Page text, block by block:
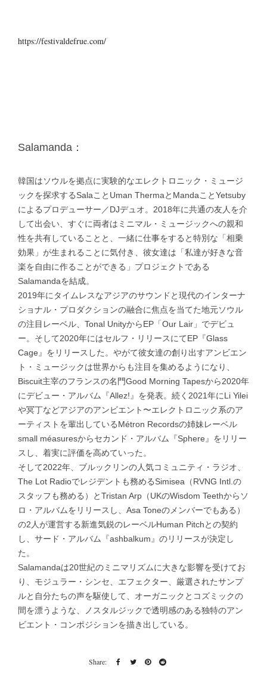
https://festivaldefrue.com/
Salamanda：
韓国はソウルを拠点に実験的なエレクトロニック・ミュージ
ックを探求するSalaことUman ThermaとMandaことYetsuby
によるプロデューサー／DJデュオ。2018年に共通の友人を介
して出会い、すぐに両者はミニマル・ミュージックへの親和
性を共有していることと、一緒に仕事をすると特別な「相乗
効果」が生まれることに気付き、彼女達は「私達が好きな音
楽を自由に作ることができる」プロジェクトである
Salamandaを結成。
2019年にタイムレスなアジアのサウンドと現代のインターナ
ショナル・プロダクションの融合に焦点を当てた地元ソウル
の注目レーベル、Tonal UnityからEP「Our Lair」でデビュ
ー。そして2020年にはセルフ・リリースにてEP『Glass
Cage』をリリースした。やがて彼女達の創り出すアンビエン
ト・ミュージックは世界からも注目を集めるようになり、
Biscuit主宰のフランスの名門Good Morning Tapesから2020年
にデビュー・アルバム『Allez!』を発表。続く2021年にLi Yilei
や冥丁などアジアのアンビエント〜エレクトロニック系のア
ーティストを輩出しているMétron Recordsの姉妹レーベル
small méasuresからセカンド・アルバム『Sphere』をリリー
スし、着実に評価を高めていった。
そして2022年、ブルックリンの人気コミュニティ・ラジオ、
The Lot Radioでレジデントも務めるSimisea（RVNG Intl.の
スタッフも務める）とTristan Arp（UKのWisdom Teethからソ
ロ・アルバムをリリースし、Asa Toneのメンバーでもある）
の2人が運営する新進気鋭のレーベルHuman Pitchとの契約
し、サード・アルバム『ashbalkum』のリリースが決定し
た。
Salamandaは20世紀のミニマリズムに大きな影響を受けてお
り、モジュラー・シンセ、エフェクター、厳選されたサンプ
ルと自分たちの声を駆使して、オーガニックとコズミックの
間を漂うような、ノスタルジックで透明感のある独特のアン
ビエント・コンポジションを描き出している。